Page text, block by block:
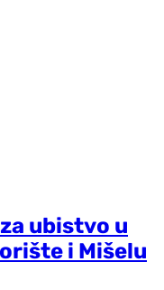
ubistvo u
i Mišelu